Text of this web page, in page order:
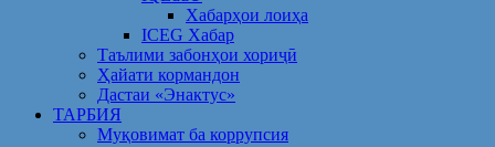
Хабарҳои лоиҳа
ICEG Хабар
Таълими забонҳои хориҷӣ
Ҳайати кормандон
Дастаи «Энактус»
ТАРБИЯ
Муқовимат ба коррупсия